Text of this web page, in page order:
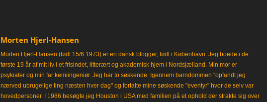
Morten Hjerl-Hansen
Morten Hjerl-Hansen (født 15/6 1973) er en dansk blogger, født i København. Jeg boede i de
første 19 år af mit liv i et frisindet, litterært og akademisk hjem i Nordsjælland. Min mor er
psykiater og min far kemiingeniør. Jeg har to søskende. Igennem barndommen "opfandt jeg
nærved ubrugelige ting næsten hver dag" og fortalte mine søskende "eventyr" hvor de selv var
hovedpersoner. I 1986 besøgte jeg Houston i USA med familien på et ophold der strakte sig over